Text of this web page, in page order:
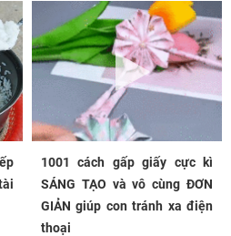
1001 cách gấp giấy cực kì
SÁNG TẠO và vô cùng ĐƠN
GIẢN giúp con tránh xa điện
thoại